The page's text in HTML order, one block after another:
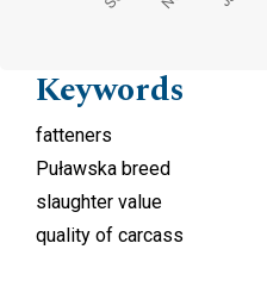
Keywords
fatteners
Puławska breed
slaughter value
quality of carcass